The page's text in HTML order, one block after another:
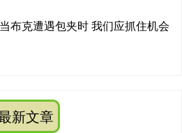
布克遭遇包夹时 我们应抓住机会
新文章